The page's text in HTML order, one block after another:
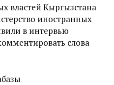
властей Кыргызстана
иностранных
в интервью
слова